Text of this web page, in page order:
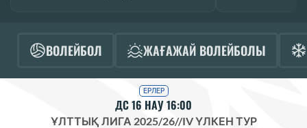
ВОЛЕЙБОЛ ЖАҒАЖАЙ ВОЛЕЙБОЛЫ
ЕРЛЕР
ДС 16 НАУ 16:00
ҰЛТТЫҚ ЛИГА 2025/26//IV ҮЛКЕН ТУР